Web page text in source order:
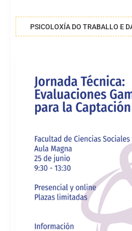
PSICOLOXÍA DO TRABALLO E